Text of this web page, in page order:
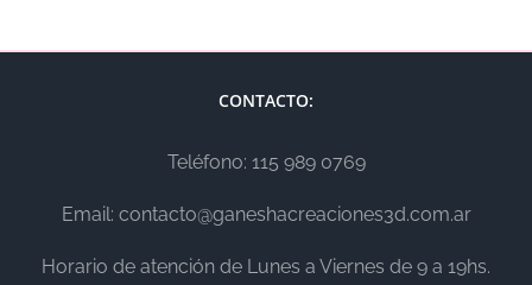
CONTACTO:
Teléfono: 115 989 0769
Email: contacto@ganeshacreaciones3d.com.ar
Horario de atención de Lunes a Viernes de 9 a 19hs.